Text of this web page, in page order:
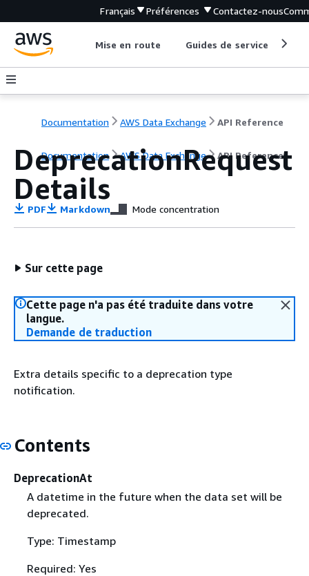
Français Préférences Contactez-nous
Mise en route Guides de service
Documentation AWS Data Exchange API Reference
Documentation AWS Data Exchange API Reference
DeprecationRequest
Details
PDF Markdown Mode concentration
Sur cette page
Cette page n'a pas été traduite dans votre
langue.
Demande de traduction
Extra details specific to a deprecation type
notification.
Contents
DeprecationAt
A datetime in the future when the data set will be
deprecated.
Type: Timestamp
Required: Yes